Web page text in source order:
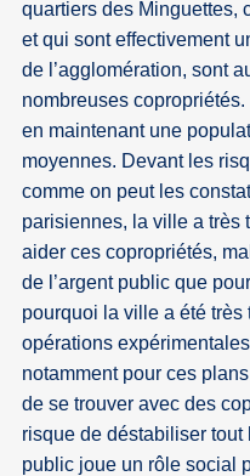
quartiers des Minguettes,
et qui sont effectivement
de l’agglomération, sont
nombreuses
en maintenant une
moyennes. Devant les
comme on peut les
parisiennes, la ville a très
aider ces copropriétés,
de l’argent public que
pourquoi la ville a été
opérations
notamment pour ces
de se trouver avec des
risque de déstabiliser
public joue un rôle social